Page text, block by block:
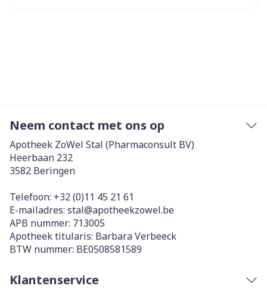
Neem contact met ons op
Apotheek ZoWel Stal (Pharmaconsult BV)
Heerbaan 232
3582 Beringen
Telefoon: +32 (0)11 45 21 61
E-mailadres: stal@apotheekzowel.be
APB nummer: 713005
Apotheek titularis: Barbara Verbeeck
BTW nummer: BE0508581589
Klantenservice